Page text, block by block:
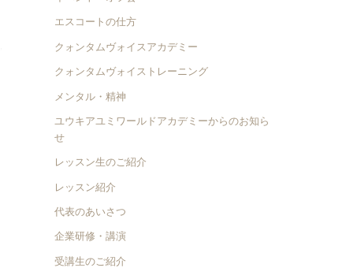
エスコートの仕方
クォンタムヴォイスアカデミー
クォンタムヴォイストレーニング
メンタル・精神
ユウキアユミワールドアカデミーからのお知ら
せ
レッスン生のご紹介
レッスン紹介
代表のあいさつ
企業研修・講演
受講生のご紹介